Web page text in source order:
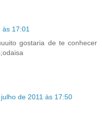
17:01
gostaria de te conhecer
de 2011 às 17:50